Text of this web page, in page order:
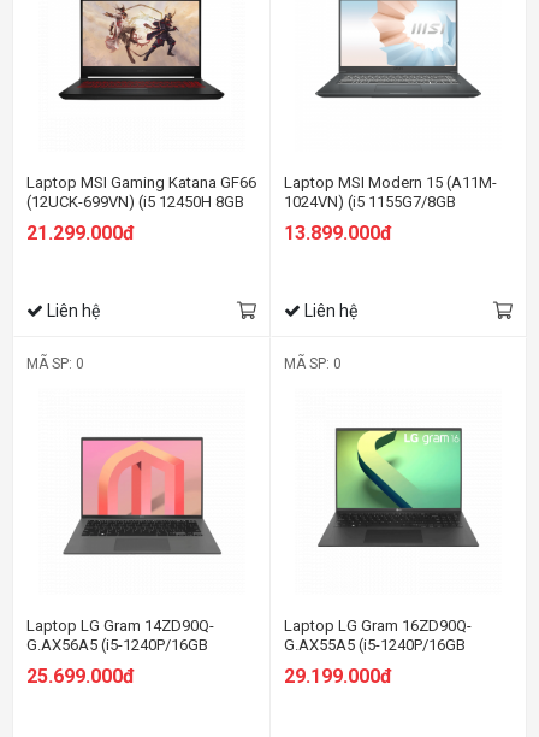
Laptop MSI Gaming Katana GF66
(12UCK-699VN) (i5 12450H 8GB
RAM/512GB SSD/RTX3050
4G/15.6 inch FHD 144Hz/Win11/
21.299.000đ
Liên hệ
Laptop MSI Modern 15 (A11M-
1024VN) (i5 1155G7/8GB
RAM/512GB SSD/15.6 inch
FHD/Win10/ Vỏ nhôm/Xám)
13.899.000đ
Liên hệ
MÃ SP: 0
Laptop LG Gram 14ZD90Q-
G.AX56A5 (i5-1240P/16GB
WUXGA/Dos/Xám) (2022)
25.699.000đ
MÃ SP: 0
Laptop LG Gram 16ZD90Q-
G.AX55A5 (i5-1240P/16GB
WQXGA/Dos/Đen) (2022)
29.199.000đ